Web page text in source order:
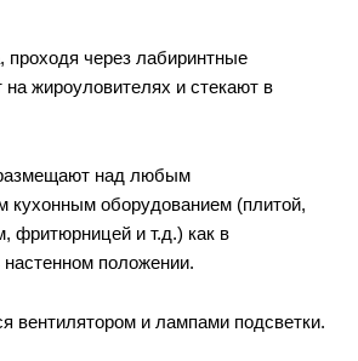
через лабиринтные
жироуловителях и стекают в
над любым
оборудованием (плитой,
и т.д.) как в
настенном положении.
вентилятором и лампами подсветки.